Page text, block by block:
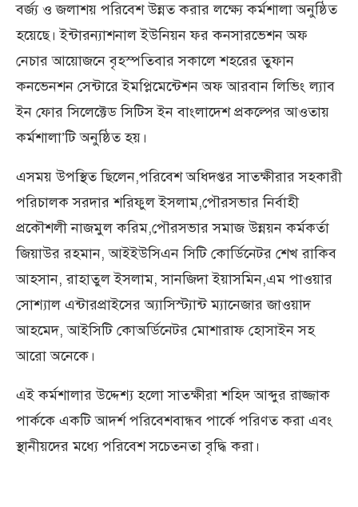
বর্জ্য ও জলাশয় পরিবেশ উন্নত করার লক্ষ্যে কর্মশালা অনুষ্ঠিত
হয়েছে। ইন্টারন্যাশনাল ইউনিয়ন ফর কনসারভেশন অফ
নেচার আয়োজনে বৃহস্পতিবার সকালে শহরের তুফান
কনভেনশন সেন্টারে ইমপ্লিমেন্টেশন অফ আরবান লিভিং ল্যাব
ইন ফোর সিলেক্টেড সিটিস ইন বাংলাদেশ প্রকল্পের আওতায়
কর্মশালা’টি অনুষ্ঠিত হয়।
এসময় উপস্থিত ছিলেন,পরিবেশ অধিদপ্তর সাতক্ষীরার সহকারী
পরিচালক সরদার শরিফুল ইসলাম,পৌরসভার নির্বাহী
প্রকৌশলী নাজমুল করিম,পৌরসভার সমাজ উন্নয়ন কর্মকর্তা
জিয়াউর রহমান, আইইউসিএন সিটি কোর্ডিনেটর শেখ রাকিব
আহসান, রাহাতুল ইসলাম, সানজিদা ইয়াসমিন,এম পাওয়ার
সোশ্যাল এন্টারপ্রাইসের অ্যাসিস্ট্যান্ট ম্যানেজার জাওয়াদ
আহমেদ, আইসিটি কোঅর্ডিনেটর মোশারাফ হোসাইন সহ
আরো অনেকে।
এই কর্মশালার উদ্দেশ্য হলো সাতক্ষীরা শহিদ আব্দুর রাজ্জাক
পার্ককে একটি আদর্শ পরিবেশবান্ধব পার্কে পরিণত করা এবং
স্থানীয়দের মধ্যে পরিবেশ সচেতনতা বৃদ্ধি করা।